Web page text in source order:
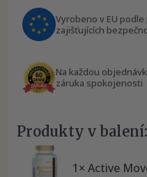
Vyrobeno v EU
zajišťujících
Na každou
záruka spokojenosti
Produkty v balení:
1× Active